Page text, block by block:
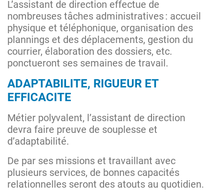
L’assistant de direction effectue de
nombreuses tâches administratives : accueil
physique et téléphonique, organisation des
plannings et des déplacements, gestion du
courrier, élaboration des dossiers, etc.
ponctueront ses semaines de travail.
ADAPTABILITE, RIGUEUR ET
EFFICACITE
Métier polyvalent, l’assistant de direction
devra faire preuve de souplesse et
d’adaptabilité.
De par ses missions et travaillant avec
plusieurs services, de bonnes capacités
relationnelles seront des atouts au quotidien.